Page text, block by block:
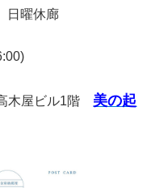
日曜休廊
木屋ビル1階 美の起